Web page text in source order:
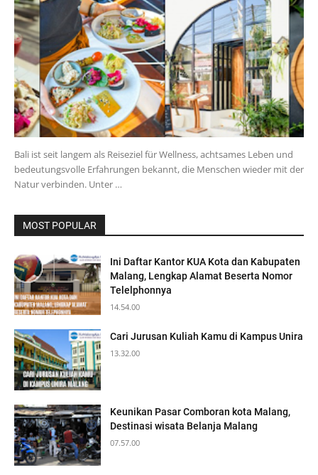
Bali ist seit langem als Reiseziel für Wellness, achtsames Leben und
bedeutungsvolle Erfahrungen bekannt, die Menschen wieder mit der
Natur verbinden. Unter …
MOST POPULAR
Ini Daftar Kantor KUA Kota dan Kabupaten
Malang, Lengkap Alamat Beserta Nomor
Telelphonnya
14.54.00
Cari Jurusan Kuliah Kamu di Kampus Unira
13.32.00
Keunikan Pasar Comboran kota Malang,
Destinasi wisata Belanja Malang
07.57.00